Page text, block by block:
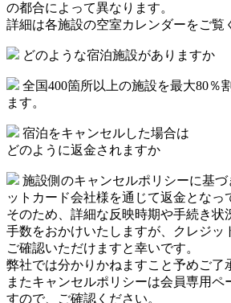
の都合によって異なります。
詳細は各施設の空室カレンダーをご覧
どのような宿泊施設がありますか
全国400箇所以上の施設を最大80％
ます。
宿泊をキャンセルした場合は
どのように返金されますか
施設側のキャンセルポリシーに基
ットカード会社様を通じて返金となっ
そのため、詳細な反映時期や手続き状
手数をおかけいたしますが、クレジッ
ご確認いただけますと幸いです。
弊社では分かりかねますこと予めご了
またキャンセルポリシーは会員専用ペ
すので、ご確認ください。